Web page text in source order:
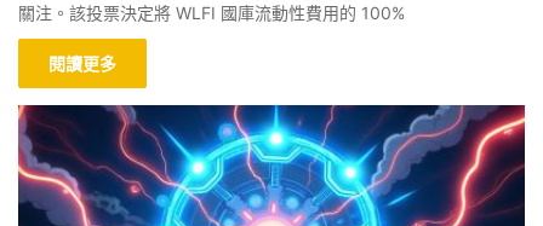
關注。該投票決定將 WLFI 國庫流動性費用的 100%
閱讀更多